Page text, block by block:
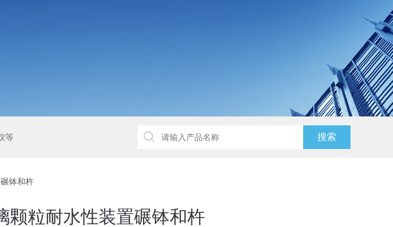
等
钵和杵
颗粒耐水性装置碾钵和杵